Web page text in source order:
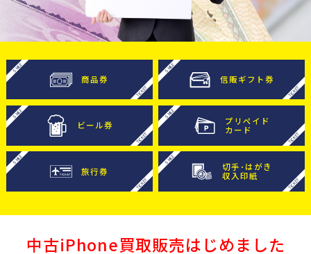
商品券 信販ギフト券
ビール券
プリペイド
カード
旅行券
切手･はがき
収入印紙
中古iPhone買取販売はじめました